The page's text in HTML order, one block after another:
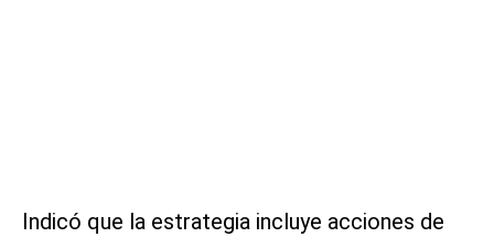
Indicó que la estrategia incluye acciones de